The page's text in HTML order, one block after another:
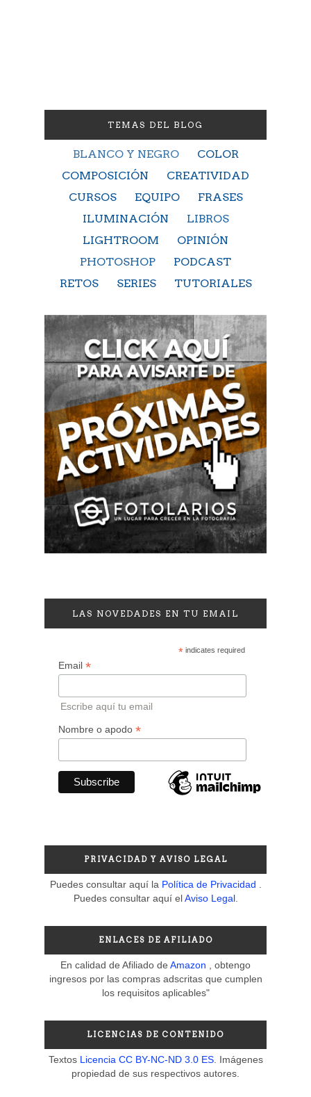
TEMAS DEL BLOG
BLANCO Y NEGRO
COLOR
COMPOSICIÓN
CREATIVIDAD
CURSOS
EQUIPO
FRASES
ILUMINACIÓN
LIBROS
LIGHTROOM
OPINIÓN
PHOTOSHOP
PODCAST
RETOS
SERIES TUTORIALES
LAS NOVEDADES EN TU EMAIL
*indicates required
Email *
Escribe aquí tu email
Nombre o apodo *
PRIVACIDAD Y AVISO LEGAL
Puedes consultar aquí la Política de Privacidad
Puedes consultar aquí elAviso Legal.
ENLACES DE AFILIADO
En calidad de Afiliado de Amazon
, obtengo
ingresos por las compras adscritas que cumplen
los requisitos aplicables"
LICENCIAS DE CONTENIDO
Textos Licencia CC BY-NC-ND 3.0 ES. Imágenes
propiedad de sus respectivos autores.